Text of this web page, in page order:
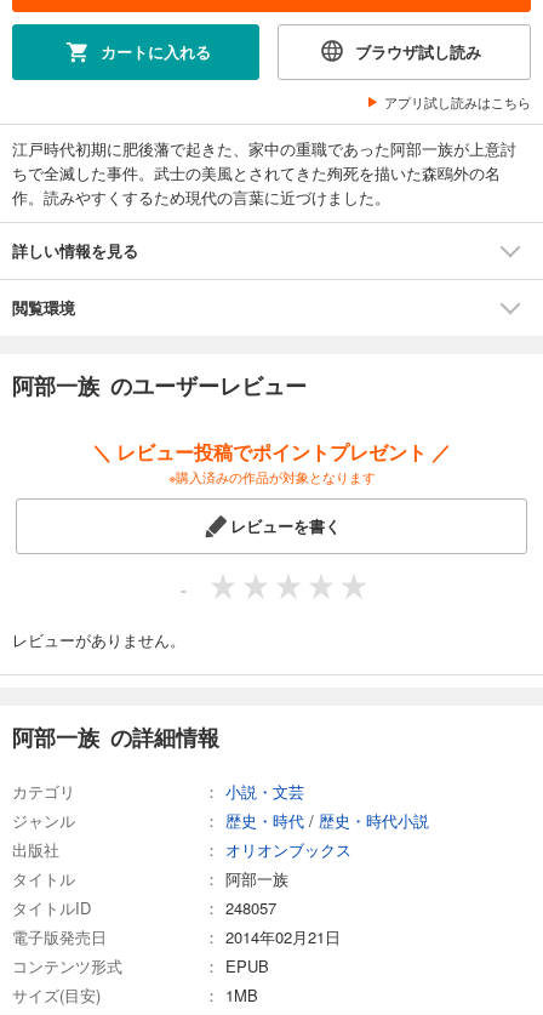
カートに入れる ブラウザ試し読み
アプリ試し読みはこちら
江戸時代初期に肥後藩で起きた、家中の重職であった阿部一族が上意討
ちで全滅した事件。武士の美風とされてきた殉死を描いた森鴎外の名
作。読みやすくするため現代の言葉に近づけました。
詳しい情報を見る
閲覧環境
阿部一族 のユーザーレビュー
＼ レビュー投稿でポイントプレゼント ／
※購入済みの作品が対象となります
レビューを書く
-
レビューがありません。
阿部一族 の詳細情報
カテゴリ
小説・文芸
ジャンル
歴史・時代 / 歴史・時代小説
出版社
オリオンブックス
タイトル
阿部一族
タイトルID
248057
電子版発売日
2014年02月21日
コンテンツ形式
EPUB
サイズ(目安)
1MB